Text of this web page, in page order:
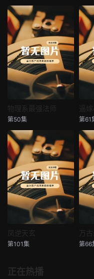
物理系最强法师
第50集
逼
第61
凤逆天玄
凤逆天玄
第101集
万古
第66
正在热播